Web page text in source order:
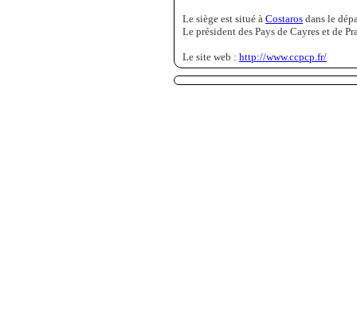
Le siège est situé à Costaros dans le
Le président des Pays de Cayres et de
Le site web : http://www.ccpcp.fr/